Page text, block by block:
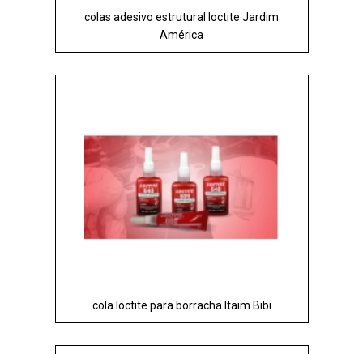
colas adesivo estrutural loctite Jardim
América
cola loctite para borracha Itaim Bibi